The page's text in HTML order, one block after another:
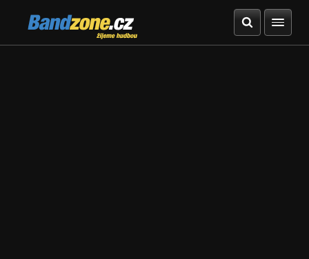
Bandzone.cz
žijeme hudbou